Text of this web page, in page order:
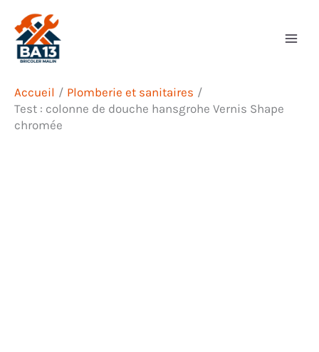
contenu
Accueil
Plomberie et sanitaires
Test : colonne de douche hansgrohe Vernis Shape
chromée
Rechercher